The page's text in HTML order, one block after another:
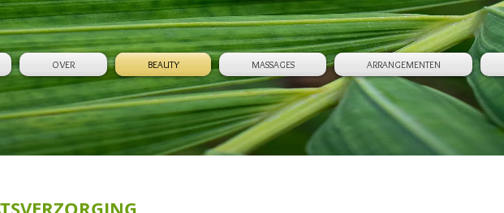
OVER BEAUTY MASSAGES ARRANGEMENTEN